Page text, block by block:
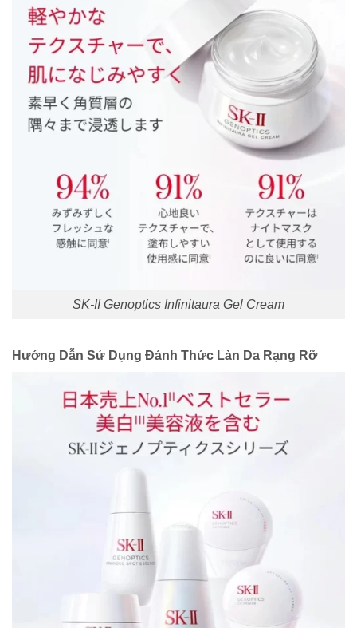
SK-II Genoptics Infinitaura Gel Cream
Hướng Dẫn Sử Dụng Đánh Thức Làn Da Rạng Rỡ